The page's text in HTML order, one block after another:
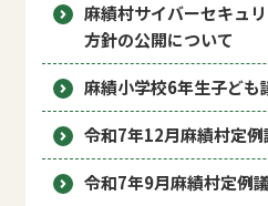
麻績村サイバーセキュ
方針の公開について
麻績小学校6年生子ども
令和7年12月麻績村定
令和7年9月麻績村定例